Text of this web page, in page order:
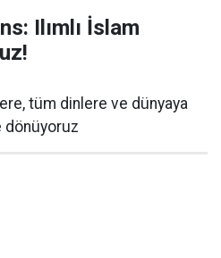
Ilımlı İslam
tüm dinlere ve dünyaya
dönüyoruz